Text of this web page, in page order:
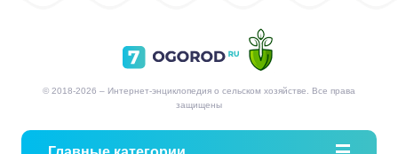
© 2018-2026 – Интернет-энциклопедия о сельском хозяйстве. Все права
защищены